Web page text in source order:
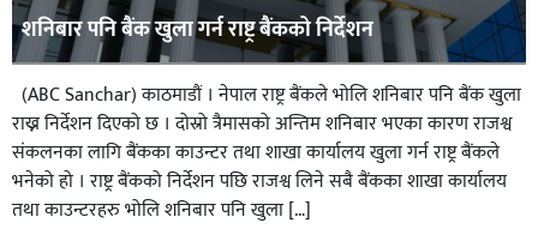
शनिबार पनि बैंक खुला गर्न राष्ट्र बैंकको निर्देशन
(ABC Sanchar) काठमाडौं । नेपाल राष्ट्र बैंकले भोलि शनिबार पनि बैंक खुला
राख्न निर्देशन दिएको छ । दोस्रो त्रैमासको अन्तिम शनिबार भएका कारण राजश्व
संकलनका लागि बैंकका काउन्टर तथा शाखा कार्यालय खुला गर्न राष्ट्र बैंकले
भनेको हो । राष्ट्र बैंकको निर्देशन पछि राजश्व लिने सबै बैंकका शाखा कार्यालय
तथा काउन्टरहरु भोलि शनिबार पनि खुला […]